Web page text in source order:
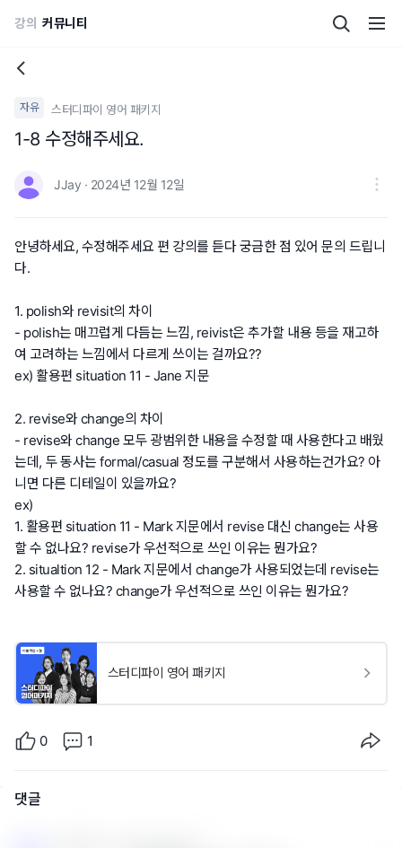
강의 커뮤니티
자유 스터디파이 영어 패키지
1-8 수정해주세요.
JJay · 2024년 12월 12일
안녕하세요, 수정해주세요 편 강의를 듣다 궁금한 점 있어 문의 드립니
다.
1. polish와 revisit의 차이
- polish는 매끄럽게 다듬는 느낌, reivist은 추가할 내용 등을 재고하
여 고려하는 느낌에서 다르게 쓰이는 걸까요??
ex) 활용편 situation 11 - Jane 지문
2. revise와 change의 차이
- revise와 change 모두 광범위한 내용을 수정할 때 사용한다고 배웠
는데, 두 동사는 formal/casual 정도를 구분해서 사용하는건가요? 아
니면 다른 디테일이 있을까요?
ex)
1. 활용편 situation 11 - Mark 지문에서 revise 대신 change는 사용
할 수 없나요? revise가 우선적으로 쓰인 이유는 뭔가요?
2. situaltion 12 - Mark 지문에서 change가 사용되었는데 revise는
사용할 수 없나요? change가 우선적으로 쓰인 이유는 뭔가요?
스터디파이 영어 패키지
0 1
댓글